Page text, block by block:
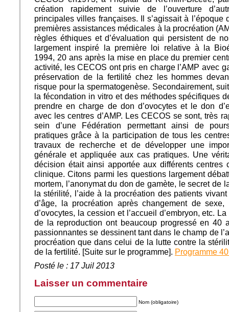
création rapidement suivie de l’ouverture
principales villes françaises. Il s’agissait à
premières assistances médicales à la procréation
règles éthiques et d’évaluation qui persistent de
largement inspiré la première loi relative à la
1994, 20 ans après la mise en place du premier
activité, les CECOS ont pris en charge l’AMP avec
préservation de la fertilité chez les hommes
risque pour la spermatogenèse. Secondairement,
la fécondation in vitro et des méthodes spécifiques
prendre en charge de don d’ovocytes et le don
avec les centres d’AMP. Les CECOS se sont, très
sein d’une Fédération permettant ainsi de
pratiques grâce à la participation de tous les
travaux de recherche et de développer une
générale et appliquée aux cas pratiques. Une
décision était ainsi apportée aux différents centres
clinique. Citons parmi les questions largement
mortem, l’anonymat du don de gamète, le secret de
la stérilité, l’aide à la procréation des patients
d’âge, la procréation après changement de
d’ovocytes, la cession et l’accueil d’embryon, etc.
de la reproduction ont beaucoup progressé en 40
passionnantes se dessinent tant dans le champ de
procréation que dans celui de la lutte contre la
de la fertilité. [Suite sur le programme]. Programme
Posté le : 17 Juil 2013
Laisser un commentaire
Nom (obligatoire)